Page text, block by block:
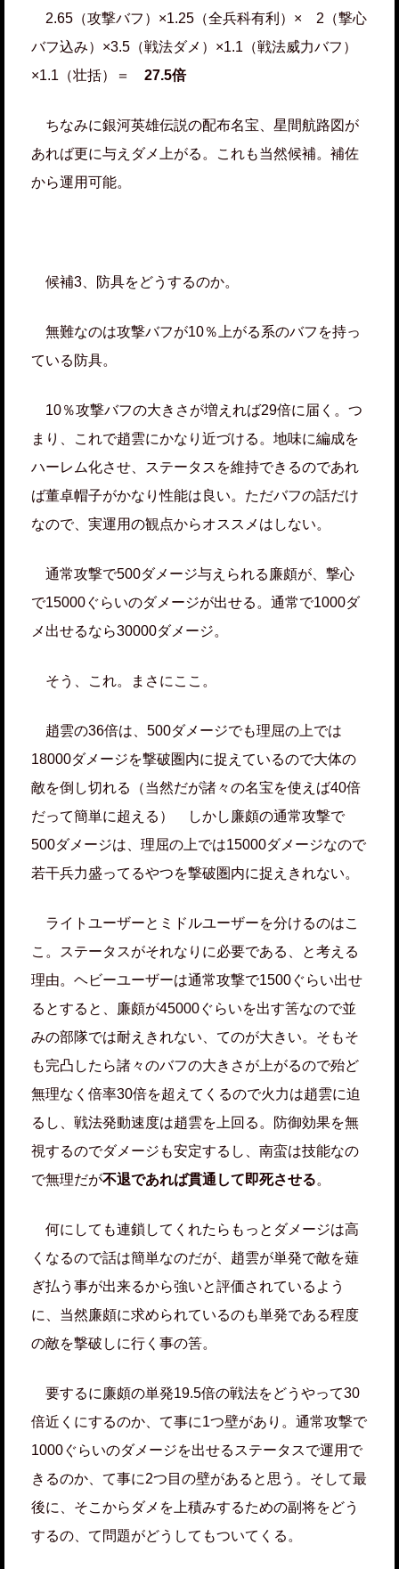
2.65（攻撃バフ）×1.25（全兵科有利）× 2（撃心
バフ込み）×3.5（戦法ダメ）×1.1（戦法威力バフ）
×1.1（壮括）＝ 27.5倍
ちなみに銀河英雄伝説の配布名宝、星間航路図が
あれば更に与えダメ上がる。これも当然候補。補佐
から運用可能。
候補3、防具をどうするのか。
無難なのは攻撃バフが10％上がる系のバフを持っ
ている防具。
10％攻撃バフの大きさが増えれば29倍に届く。つ
まり、これで趙雲にかなり近づける。地味に編成を
ハーレム化させ、ステータスを維持できるのであれ
ば董卓帽子がかなり性能は良い。ただバフの話だけ
なので、実運用の観点からオススメはしない。
通常攻撃で500ダメージ与えられる廉頗が、撃心
で15000ぐらいのダメージが出せる。通常で1000ダ
メ出せるなら30000ダメージ。
そう、これ。まさにここ。
趙雲の36倍は、500ダメージでも理屈の上では
18000ダメージを撃破圏内に捉えているので大体の
敵を倒し切れる（当然だが諸々の名宝を使えば40倍
だって簡単に超える） しかし廉頗の通常攻撃で
500ダメージは、理屈の上では15000ダメージなので
若干兵力盛ってるやつを撃破圏内に捉えきれない。
ライトユーザーとミドルユーザーを分けるのはこ
こ。ステータスがそれなりに必要である、と考える
理由。ヘビーユーザーは通常攻撃で1500ぐらい出せ
るとすると、廉頗が45000ぐらいを出す筈なので並
みの部隊では耐えきれない、てのが大きい。そもそ
も完凸したら諸々のバフの大きさが上がるので殆ど
無理なく倍率30倍を超えてくるので火力は趙雲に迫
るし、戦法発動速度は趙雲を上回る。防御効果を無
視するのでダメージも安定するし、南蛮は技能なの
で無理だが不退であれば貫通して即死させる。
何にしても連鎖してくれたらもっとダメージは高
くなるので話は簡単なのだが、趙雲が単発で敵を薙
ぎ払う事が出来るから強いと評価されているよう
に、当然廉頗に求められているのも単発である程度
の敵を撃破しに行く事の筈。
要するに廉頗の単発19.5倍の戦法をどうやって30
倍近くにするのか、て事に1つ壁があり。通常攻撃で
1000ぐらいのダメージを出せるステータスで運用で
きるのか、て事に2つ目の壁があると思う。そして最
後に、そこからダメを上積みするための副将をどう
するの、て問題がどうしてもついてくる。